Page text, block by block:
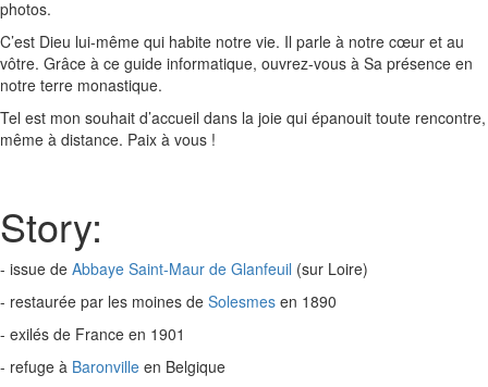
photos.
C’est Dieu lui-même qui habite notre vie. Il parle à notre cœur et au
vôtre. Grâce à ce guide informatique, ouvrez-vous à Sa présence en
notre terre monastique.
Tel est mon souhait d’accueil dans la joie qui épanouit toute rencontre,
même à distance. Paix à vous !
Story:
- issue de Abbaye Saint-Maur de Glanfeuil (sur Loire)
- restaurée par les moines de Solesmes en 1890
- exilés de France en 1901
- refuge à Baronville en Belgique